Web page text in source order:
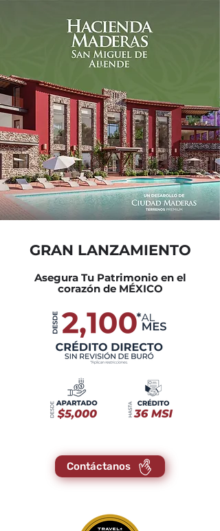
GRAN LANZAMIENTO
Asegura Tu Patrimonio en el
corazón de MÉXICO
Contáctanos